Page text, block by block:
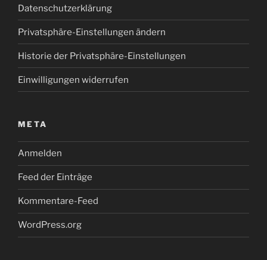
Datenschutzerklärung
Privatsphäre-Einstellungen ändern
Historie der Privatsphäre-Einstellungen
Einwilligungen widerrufen
META
Anmelden
Feed der Einträge
Kommentare-Feed
WordPress.org